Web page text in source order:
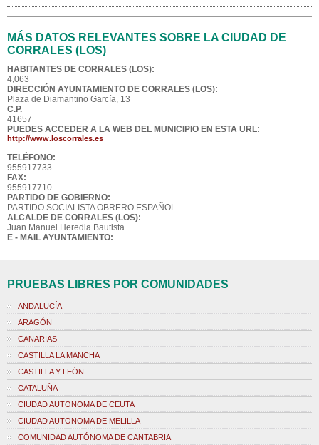
MÁS DATOS RELEVANTES SOBRE LA CIUDAD DE
CORRALES (LOS)
HABITANTES DE CORRALES (LOS):
4,063
DIRECCIÓN AYUNTAMIENTO DE CORRALES (LOS):
Plaza de Diamantino García, 13
C.P.
41657
PUEDES ACCEDER A LA WEB DEL MUNICIPIO EN ESTA URL:
http://www.loscorrales.es
TELÉFONO:
955917733
FAX:
955917710
PARTIDO DE GOBIERNO:
PARTIDO SOCIALISTA OBRERO ESPAÑOL
ALCALDE DE CORRALES (LOS):
Juan Manuel Heredia Bautista
E - MAIL AYUNTAMIENTO:
PRUEBAS LIBRES POR COMUNIDADES
ANDALUCÍA
ARAGÓN
CANARIAS
CASTILLA LA MANCHA
CASTILLA Y LEÓN
CATALUÑA
CIUDAD AUTONOMA DE CEUTA
CIUDAD AUTONOMA DE MELILLA
COMUNIDAD AUTÓNOMA DE CANTABRIA